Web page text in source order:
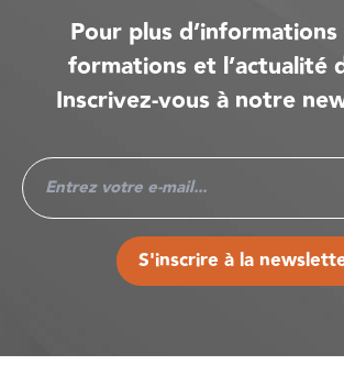
Pour plus
formations et l’actualité
Inscrivez-vous à notre
S'inscrire à la